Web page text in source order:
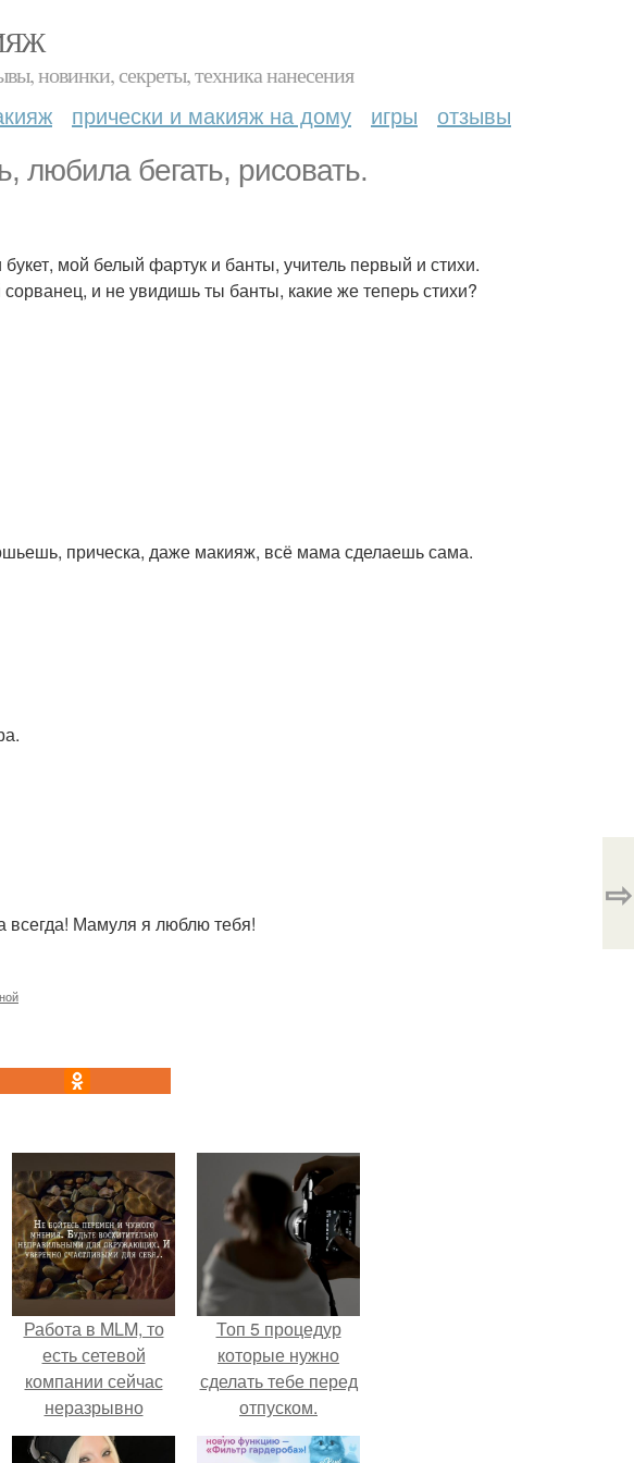
новинки, секреты, техника нанесения
прически и макияж на дому игры отзывы
бегать, рисовать.
мой белый фартук и банты, учитель первый и стихи.
и не увидишь ты банты, какие же теперь стихи?
прическа, даже макияж, всё мама сделаешь сама.
Мамуля я люблю тебя!
⇨
Работа в MLM, то
есть сетевой
компании сейчас
неразрывно
связана с создание
Топ 5 процедур
которые нужно
сделать тебе перед
отпуском.